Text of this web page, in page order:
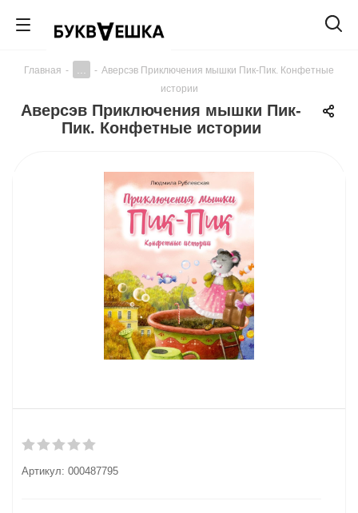
Главная - - Аверсэв Приключения мышки Пик-Пик. Конфетные
истории
Аверсэв Приключения мышки Пик-
Пик. Конфетные истории
Артикул: 000487795